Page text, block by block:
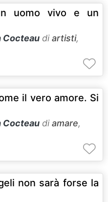
uomo vivo e un
Cocteau diartisti,
il vero amore. Si
Cocteau diamare,
non sarà forse la